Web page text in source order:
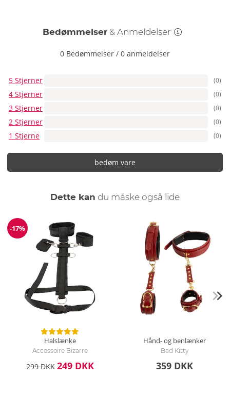
Rengør nakke- og lårremme samt håndledsmanchetter nemt
Samlet længde 133 cm;
håndledsmanchetter 5,2 cm brede, omkreds 13–26 cm.
Vægt 350 g.
PU, metal, ABS.
Bedømmelser & Anmeldelser
0 Bedømmelser / 0 anmeldelser
5 Stjerner (0)
4 Stjerner (0)
3 Stjerner (0)
2 Stjerner (0)
1 Stjerne (0)
bedøm vare
Dette kan du måske også lide
Rabat
-17%
Halslænke
Accessoire Bizarre
299 DKK 249 DKK
Hånd- og benlænker
Bad Kitty
359 DKK